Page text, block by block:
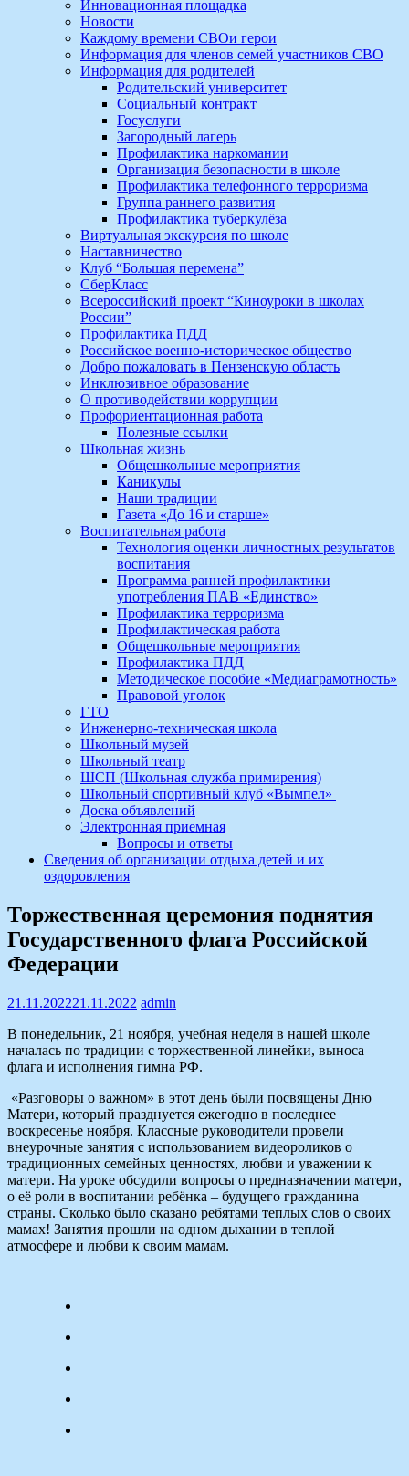
Инновационная площадка
Новости
Каждому времени СВОи герои
Информация для членов семей участников СВО
Информация для родителей
Родительский университет
Социальный контракт
Госуслуги
Загородный лагерь
Профилактика наркомании
Организация безопасности в школе
Профилактика телефонного терроризма
Группа раннего развития
Профилактика туберкулёза
Виртуальная экскурсия по школе
Наставничество
Клуб “Большая перемена”
СберКласс
Всероссийский проект “Киноуроки в школах
России”
Профилактика ПДД
Российское военно-историческое общество
Добро пожаловать в Пензенскую область
Инклюзивное образование
О противодействии коррупции
Профориентационная работа
Полезные ссылки
Школьная жизнь
Общешкольные мероприятия
Каникулы
Наши традиции
Газета «До 16 и старше»
Воспитательная работа
Технология оценки личностных результатов
воспитания
Программа ранней профилактики
употребления ПАВ «Единство»
Профилактика терроризма
Профилактическая работа
Общешкольные мероприятия
Профилактика ПДД
Методическое пособие «Медиаграмотность»
Правовой уголок
ГТО
Инженерно-техническая школа
Школьный музей
Школьный театр
ШСП (Школьная служба примирения)
Школьный спортивный клуб «Вымпел»
Доска объявлений
Электронная приемная
Вопросы и ответы
Сведения об организации отдыха детей и их
оздоровления
Торжественная церемония поднятия
Государственного флага Российской
Федерации
21.11.202221.11.2022 admin
В понедельник, 21 ноября, учебная неделя в нашей школе
началась по традиции с торжественной линейки, выноса
флага и исполнения гимна РФ.
«Разговоры о важном» в этот день были посвящены Дню
Матери, который празднуется ежегодно в последнее
воскресенье ноября. Классные руководители провели
внеурочные занятия с использованием видеороликов о
традиционных семейных ценностях, любви и уважении к
матери. На уроке обсудили вопросы о предназначении матери,
о её роли в воспитании ребёнка – будущего гражданина
страны. Сколько было сказано ребятами теплых слов о своих
мамах! Занятия прошли на одном дыхании в теплой
атмосфере и любви к своим мамам.